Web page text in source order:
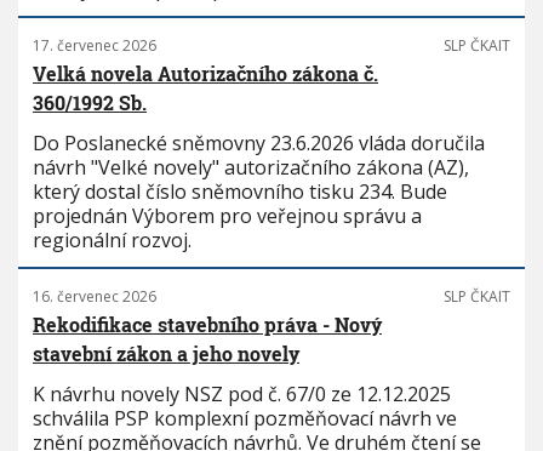
17. červenec 2026 SLP ČKAIT
Velká novela Autorizačního zákona č.
360/1992 Sb.
Do Poslanecké sněmovny 23.6.2026 vláda doručila
návrh "Velké novely" autorizačního zákona (AZ),
který dostal číslo sněmovního tisku 234. Bude
projednán Výborem pro veřejnou správu a
regionální rozvoj.
16. červenec 2026 SLP ČKAIT
Rekodifikace stavebního práva - Nový
stavební zákon a jeho novely
K návrhu novely NSZ pod č. 67/0 ze 12.12.2025
schválila PSP komplexní pozměňovací návrh ve
znění pozměňovacích návrhů. Ve druhém čtení se